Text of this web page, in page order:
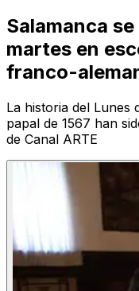
Salamanca
martes en
franco-
La historia del Lunes
papal de 1567 han
de Canal ARTE